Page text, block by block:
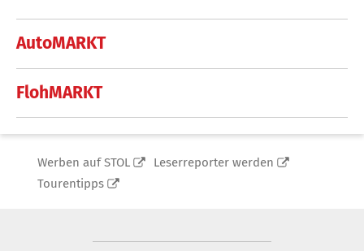
AutoMARKT
FlohMARKT
Werben auf STOL
Leserreporter werden
Tourentipps